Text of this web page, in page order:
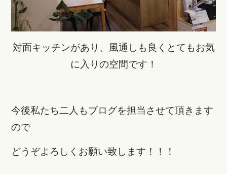
対面キッチンがあり、風通しも良く とてもお気
に入りの空間です！
今後私たち二人もブログを担当させて頂きます
ので
どうぞよろしくお願い致します！！！